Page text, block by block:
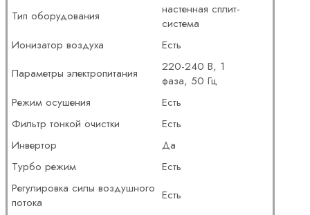
Тип оборудования
настенная сплит-
система
Ионизатор воздуха
Есть
Параметры электропитания
220-240 В, 1
фаза, 50 Гц
Режим осушения
Есть
Фильтр тонкой очистки
Есть
Инвертор
Да
Турбо режим
Есть
Регулировка силы воздушного
потока
Есть